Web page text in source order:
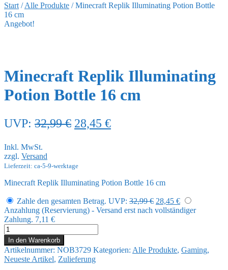
Start /Alle Produkte /Minecraft Replik Illuminating Potion Bottle
16 cm
Angebot!
Minecraft Replik Illuminating
Potion Bottle 16 cm
UVP: 32,99€ Ursprünglicher
32,99 €
28,45 €Aktueller
Inkl. MwSt.
zzgl. Versand
Lieferzeit: ca-5-9-werktage
Minecraft Replik Illuminating Potion Bottle 16 cm
Zahle den gesamten Betrag. UVP: 32,99€ Ursprünglicher
Preis
28,45 €Aktueller
Preis
Anzahlung (Reservierung) - Versand erst nach vollständiger
Zahlung. 7,11 €
Minecraft
Replik
Illuminating
Potion
Bottle
In den Warenkorb
Artikelnummer: NOB3729 Kategorien: Alle Produkte, Gaming,
Neueste Artikel, Zulieferung